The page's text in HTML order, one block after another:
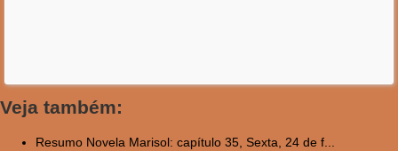
Veja também:
Resumo Novela Marisol: capítulo 35, Sexta, 24 de f...